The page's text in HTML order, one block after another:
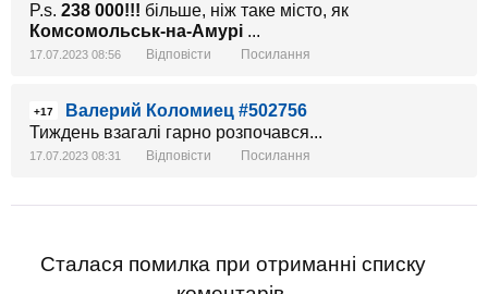
P.s. 238 000!!! більше, ніж таке місто, як
Комсомольськ-на-Амурі ...
17.07.2023 08:56 Відповісти Посилання
+17
Валерий Коломиец #502756
Тиждень взагалі гарно розпочався...
17.07.2023 08:31 Відповісти Посилання
Сталася помилка при отриманні списку